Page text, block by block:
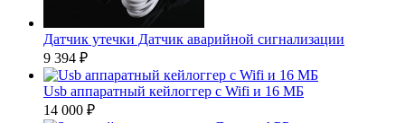
Датчик утечки Датчик аварийной сигнализации
9 394 ₽
Usb аппаратный кейлоггер с Wifi и 16 МБ
14 000 ₽